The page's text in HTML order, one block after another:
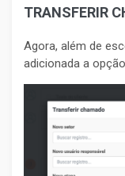
TRANSFERIR
Agora, além de
adicionada a